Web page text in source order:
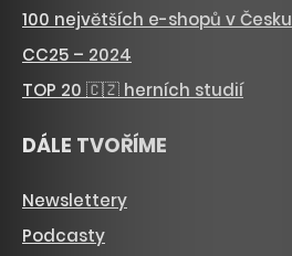
100 největších e-shopů v Česku
CC25 – 2024
TOP 20 🇨🇿 herních studií
DÁLE TVOŘÍME
Newslettery
Podcasty